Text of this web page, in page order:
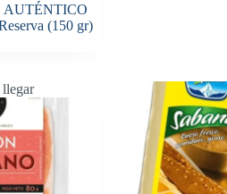
AUTÉNTICO
(150 gr)